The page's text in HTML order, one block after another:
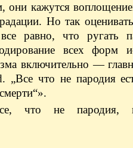
они кажутся
Но так
равно, что ругать
всех форм
включительно —
„Все что не пародия
что не пародия,